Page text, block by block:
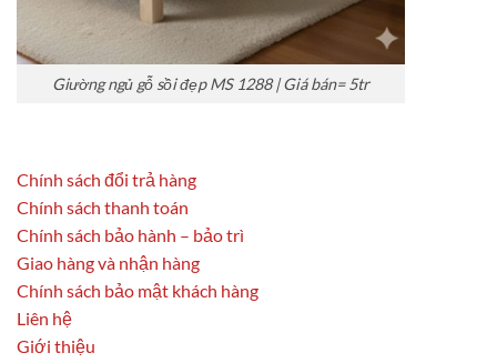
Giường ngủ gỗ sồi đẹp MS 1288 | Giá bán= 5tr
Chính sách đổi trả hàng
Chính sách thanh toán
Chính sách bảo hành – bảo trì
Giao hàng và nhận hàng
Chính sách bảo mật khách hàng
Liên hệ
Giới thiệu